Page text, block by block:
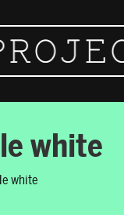
white
white